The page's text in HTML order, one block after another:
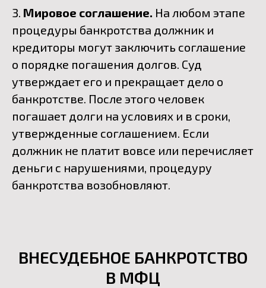
3. Мировое соглашение. На любом этапе
процедуры банкротства должник и
кредиторы могут заключить соглашение
о порядке погашения долгов. Суд
утверждает его и прекращает дело о
банкротстве. После этого человек
погашает долги на условиях и в сроки,
утвержденные соглашением. Если
должник не платит вовсе или перечисляет
деньги с нарушениями, процедуру
банкротства возобновляют.
ВНЕСУДЕБНОЕ БАНКРОТСТВО
В МФЦ